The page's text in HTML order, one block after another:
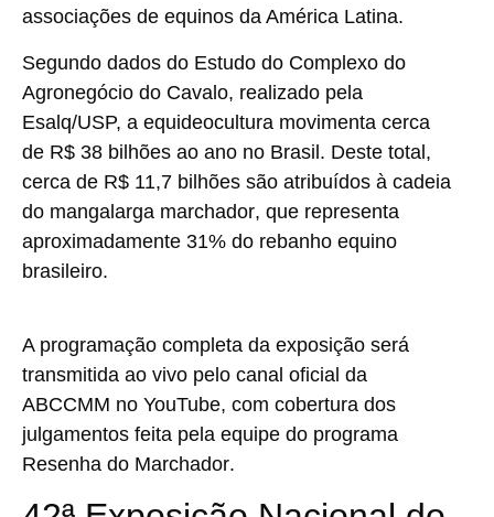
associações de equinos da América Latina.
Segundo dados do Estudo do Complexo do
Agronegócio do Cavalo, realizado pela
Esalq/USP, a equideocultura movimenta cerca
de R$ 38 bilhões ao ano no Brasil. Deste total,
cerca de R$ 11,7 bilhões são atribuídos à cadeia
do mangalarga marchador, que representa
aproximadamente 31% do rebanho equino
brasileiro.
A programação completa da exposição será
transmitida ao vivo pelo canal oficial da
ABCCMM no YouTube, com cobertura dos
julgamentos feita pela equipe do programa
Resenha do Marchador.